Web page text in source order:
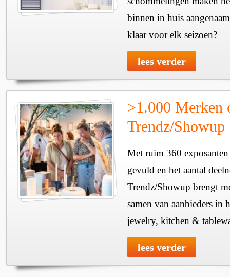
binnen in huis
klaar voor elk seizoen?
lees verder
>1.000 Merken
Trendz/Showup
Met ruim 360
gevuld en het aantal
Trendz/Showup brengt
samen van aanbieders in
jewelry, kitchen &
lees verder